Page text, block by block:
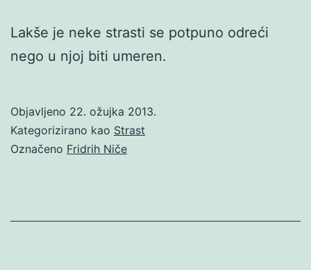
Lakše je neke strasti se potpuno odreći
nego u njoj biti umeren.
Objavljeno 22. ožujka 2013.
Kategorizirano kao Strast
Označeno Fridrih Niče